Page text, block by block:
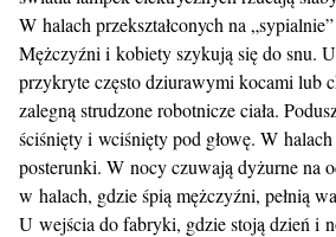
W halach przekształconych na
Mężczyźni i kobiety szykują się do snu.
przykryte często dziurawymi kocami lub
zalegną strudzone robotnicze ciała.
ściśnięty i wciśnięty pod głowę. W
posterunki. W nocy czuwają dyżurne na
w halach, gdzie śpią mężczyźni, pełnią
U wejścia do fabryki, gdzie stoją dzień i